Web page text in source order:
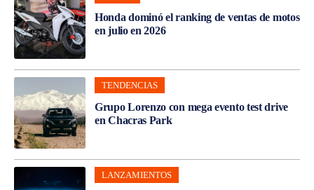
Honda dominó el ranking de ventas de motos
en julio en 2026
TENDENCIAS
Grupo Lorenzo con mega evento test drive
en Chacras Park
LANZAMIENTOS